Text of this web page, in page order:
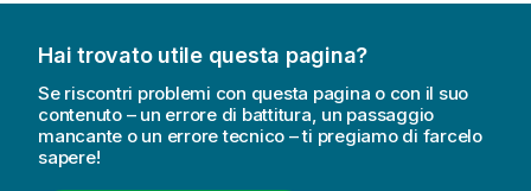
Hai trovato utile questa pagina?
Se riscontri problemi con questa pagina o con il suo
contenuto – un errore di battitura, un passaggio
mancante o un errore tecnico – ti pregiamo di farcelo
sapere!